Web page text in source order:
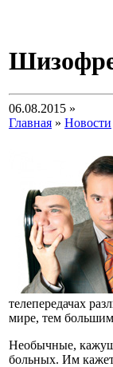
06.08.2015 »
Главная » Новости
телепередачах
мире, тем
Необычные,
больных. Им